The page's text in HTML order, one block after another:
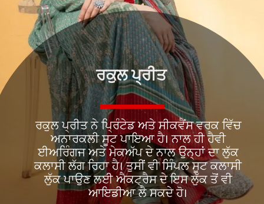
ਰਕੁਲ ਪ੍ਰੀਤ ਨੇ ਪ੍ਰਿੰਟੇਡ ਅਤੇ ਸੀਕਵੈਂਸ ਵਰਕ ਵਿੱਚ
ਅਨਾਰਕਲੀ ਸੂਟ ਪਾਇਆ ਹੈ। ਨਾਲ ਹੀ ਹੈਵੀ
ਈਅਰਿੰਗਜ ਅਤੇ ਮੇਕਅੱਪ ਦੇ ਨਾਲ ਉਨ੍ਹਾਂ ਦਾ ਲੁੱਕ
ਕਲਾਸੀ ਲੱਗ ਰਿਹਾ ਹੈ। ਤੁਸੀਂ ਵੀ ਸਿੰਪਲ ਸੂਟ ਕਲਾਸੀ
ਲੁੱਕ ਪਾਉਣ ਲਈ ਐਕਟ੍ਰੈਸ ਦੇ ਇਸ ਲੁੱਕ ਤੋਂ ਵੀ
ਆਇਡੀਆ ਲੈ ਸਕਦੇ ਹੋ।
ਰਕੁਲ ਪ੍ਰੀਤ